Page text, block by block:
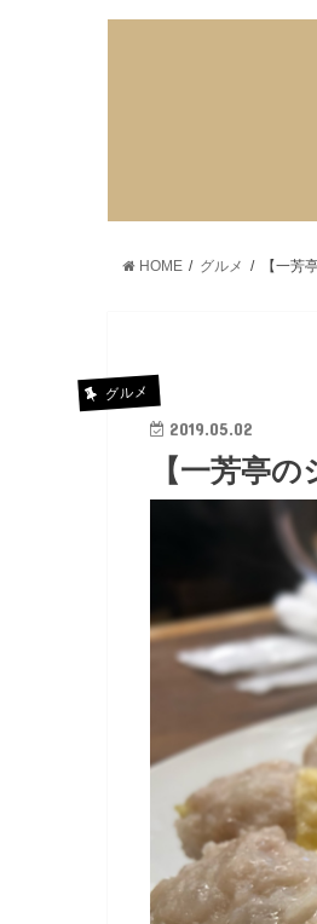
HOME グルメ 【一芳
グルメ
2019.05.02
【一芳亭